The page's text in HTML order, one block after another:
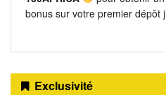
bonus sur votre premier dépôt
Exclusivité